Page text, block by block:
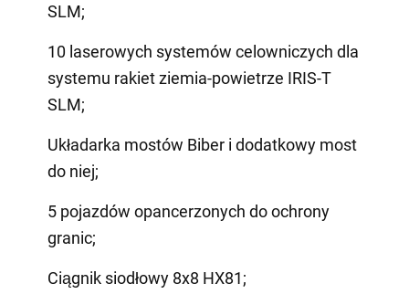
SLM;
10 laserowych systemów celowniczych dla
systemu rakiet ziemia-powietrze IRIS-T
SLM;
Układarka mostów Biber i dodatkowy most
do niej;
5 pojazdów opancerzonych do ochrony
granic;
Ciągnik siodłowy 8x8 HX81;